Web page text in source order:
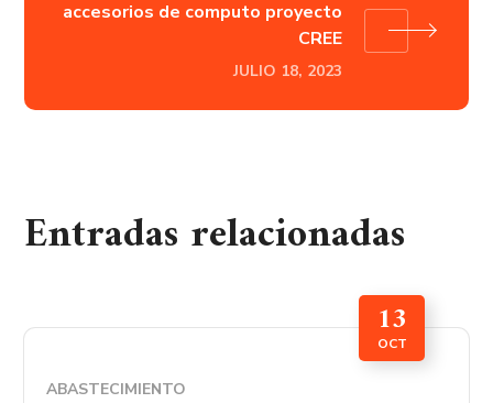
accesorios de computo proyecto
CREE
JULIO 18, 2023
Entradas relacionadas
13
OCT
ABASTECIMIENTO